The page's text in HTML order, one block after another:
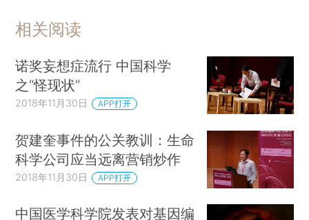
相关阅读
诺奖妄想症流行 中国科学
之“怪现状”
2018年11月30日 APP打开
贺建奎事件的公关教训：生命
科学公司应当远离营销炒作
2018年11月30日 APP打开
中国医学科学院发表对基因编